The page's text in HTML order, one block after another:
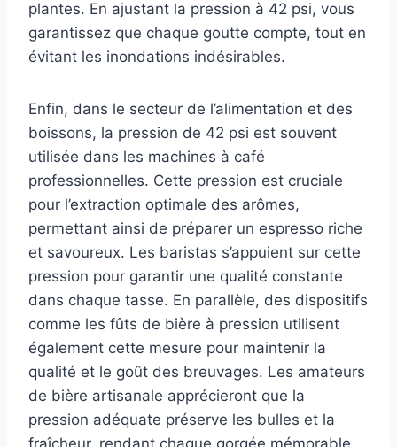
plantes. En ajustant la pression à 42 psi, vous
garantissez que chaque goutte compte, tout en
évitant les inondations indésirables.
Enfin, dans le secteur de l’alimentation et des
boissons, la pression de 42 psi est souvent
utilisée dans les machines à café
professionnelles. Cette pression est cruciale
pour l’extraction optimale des arômes,
permettant ainsi de préparer un espresso riche
et savoureux. Les baristas s’appuient sur cette
pression pour garantir une qualité constante
dans chaque tasse. En parallèle, des dispositifs
comme les fûts de bière à pression utilisent
également cette mesure pour maintenir la
qualité et le goût des breuvages. Les amateurs
de bière artisanale apprécieront que la
pression adéquate préserve les bulles et la